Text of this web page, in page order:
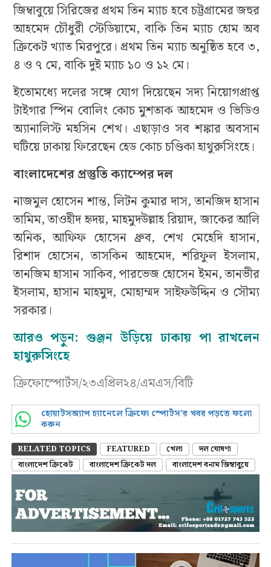
জিম্বাবুয়ে সিরিজের প্রথম তিন ম্যাচ হবে চট্টগ্রামের জহুর
আহমেদ চৌধুরী স্টেডিয়ামে, বাকি তিন ম্যাচ হোম অব
ক্রিকেট খ্যাত মিরপুরে। প্রথম তিন ম্যাচ অনুষ্ঠিত হবে ৩,
৪ ও ৭ মে, বাকি দুই ম্যাচ ১০ ও ১২ মে।
ইতোমধ্যে দলের সঙ্গে যোগ দিয়েছেন সদ্য নিয়োগপ্রাপ্ত
টাইগার স্পিন বোলিং কোচ মুশতাক আহমেদ ও ভিডিও
অ্যানালিস্ট মহসিন শেখ। এছাড়াও সব শঙ্কার অবসান
ঘটিয়ে ঢাকায় ফিরেছেন হেড কোচ চণ্ডিকা হাথুরুসিংহে।
বাংলাদেশের প্রস্তুতি ক্যাম্পের দল
নাজমুল হোসেন শান্ত, লিটন কুমার দাস, তানজিদ হাসান
তামিম, তাওহীদ হৃদয়, মাহমুদউল্লাহ রিয়াদ, জাকের আলি
অনিক, আফিফ হোসেন ধ্রুব, শেখ মেহেদি হাসান,
রিশাদ হোসেন, তাসকিন আহমেদ, শরিফুল ইসলাম,
তানজিম হাসান সাকিব, পারভেজ হোসেন ইমন, তানভীর
ইসলাম, হাসান মাহমুদ, মোহাম্মদ সাইফউদ্দিন ও সৌম্য
সরকার।
আরও পড়ুন:গুঞ্জন উড়িয়ে ঢাকায় পা রাখলেন
হাথুরুসিংহে
ক্রিফোস্পোর্টস/২৩এপ্রিল২৪/এমএস/বিটি
হোয়াটসঅ্যাপ চ্যানেলে ক্রিফো স্পোর্টস’র খবর পড়তে ফলো
করুন
RELATED TOPICS FEATURED খেলা
দল ঘোষণা
বাংলাদেশ ক্রিকেট
বাংলাদেশ ক্রিকেট দল বাংলাদেশ বনাম জিম্বাবুয়ে